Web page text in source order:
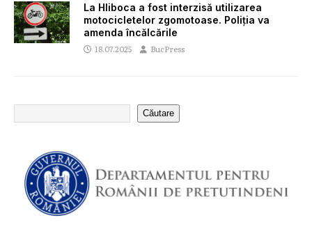
La Hliboca a fost interzisă utilizarea
motocicletelor zgomotoase. Poliția va
amenda încălcările
18.07.2025 BucPress
Căutare